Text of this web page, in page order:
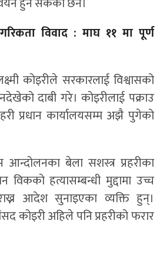
विवाद : माघ ११ मा पूर्ण
कोइरीले सरकारलाई विश्वासको
दाबी गरे। कोइरीलाई पक्राउ
प्रधान कार्यालयसम्म अझै पुगेको
बेला सशस्त्र प्रहरीका
हत्यासम्बन्धी मुद्दामा उच्च
आदेश सुनाइएका व्यक्ति हुन्।
कोइरी अहिले पनि प्रहरीको फरार